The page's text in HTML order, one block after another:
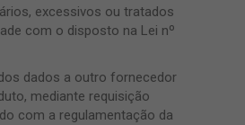
excessivos ou tratados
com o disposto na Lei nº
dados a outro fornecedor
mediante requisição
com a regulamentação da